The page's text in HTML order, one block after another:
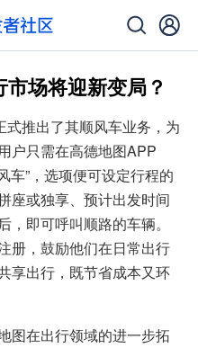
场将迎新变局？
式推出了其顺风车业务，为
户只需在高德地图APP
车”，选项便可设定行程的
座或独享、预计出发时间
即可呼叫顺路的车辆。
册，鼓励他们在日常出行
享出行，既节省成本又环
图在出行领域的进一步拓